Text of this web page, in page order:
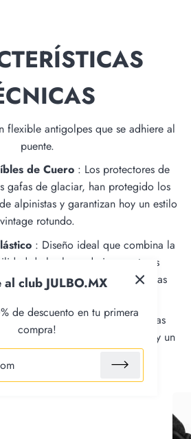
flexible antigolpes que se adhiere al
puente.
de Cuero : Los protectores de
gafas de glaciar, han protegido los
alpinistas y garantizan hoy un estilo
vintage rotundo.
: Diseño ideal que combina la
de las legendarias monturas
con varillas ligeras para llevarlas
: Estas varillas finas y ligeras
para un confort óptimo y un
ajuste seguro.
al club JULBO.MX
de descuento en tu primera
compra!